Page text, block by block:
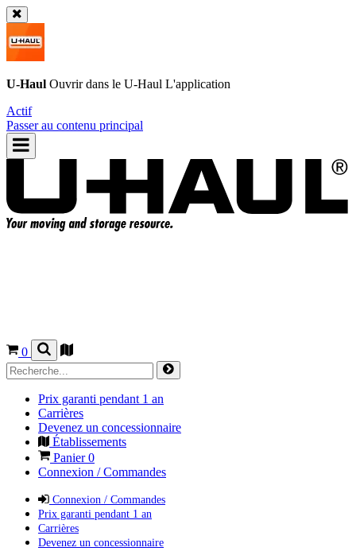
U-Haul Ouvrir dans le U-Haul L'application
Actif
Passer au contenu principal
0
Prix garanti pendant 1 an
Carrières
Devenez un concessionnaire
Établissements
Panier0
Connexion / Commandes
Connexion / Commandes
Prix garanti pendant 1 an
Carrières
Devenez un concessionnaire